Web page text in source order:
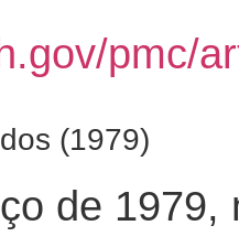
pmc/
(1979)
de 1979,